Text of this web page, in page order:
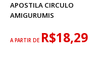
APOSTILA CIRCULO
AMIGURUMIS
A PARTIR DE R$18,29